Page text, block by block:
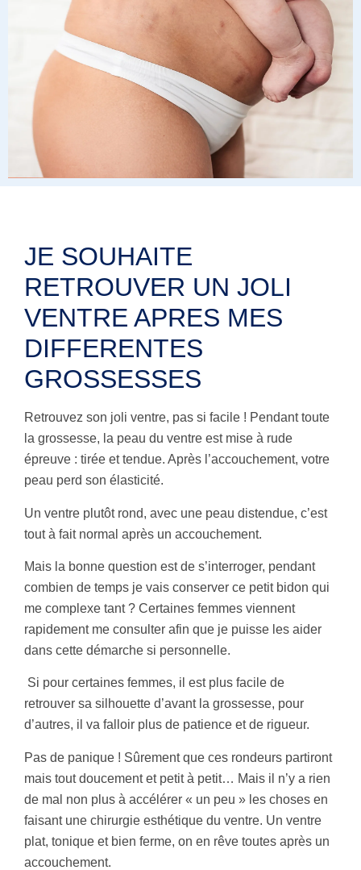
JE SOUHAITE
RETROUVER UN JOLI
VENTRE APRES MES
DIFFERENTES
GROSSESSES
Retrouvez son joli ventre, pas si facile ! Pendant toute
la grossesse, la peau du ventre est mise à rude
épreuve : tirée et tendue. Après l’accouchement, votre
peau perd son élasticité.
Un ventre plutôt rond, avec une peau distendue, c’est
tout à fait normal après un accouchement.
Mais la bonne question est de s’interroger, pendant
combien de temps je vais conserver ce petit bidon qui
me complexe tant ? Certaines femmes viennent
rapidement me consulter afin que je puisse les aider
dans cette démarche si personnelle.
Si pour certaines femmes, il est plus facile de
retrouver sa silhouette d’avant la grossesse, pour
d’autres, il va falloir plus de patience et de rigueur.
Pas de panique ! Sûrement que ces rondeurs partiront
mais tout doucement et petit à petit… Mais il n’y a rien
de mal non plus à accélérer « un peu » les choses en
faisant une chirurgie esthétique du ventre. Un ventre
plat, tonique et bien ferme, on en rêve toutes après un
accouchement.